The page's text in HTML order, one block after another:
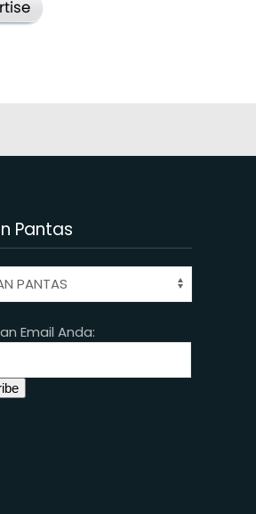
Pantas
Email Anda: